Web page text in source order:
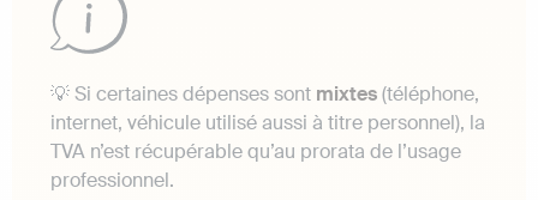
💡 Si certaines dépenses sont mixtes(téléphone,
internet, véhicule utilisé aussi à titre personnel), la
TVA n’est récupérable qu’au prorata de l’usage
professionnel.